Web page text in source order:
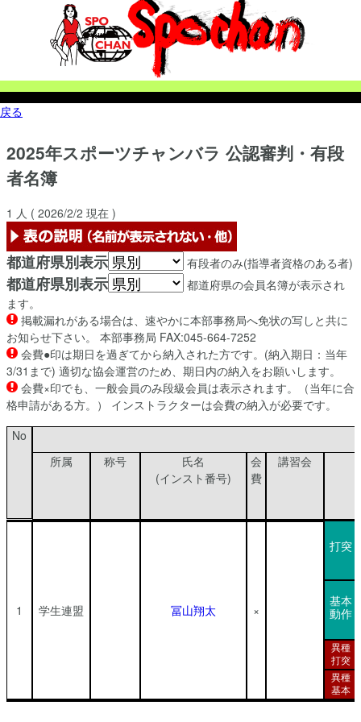
戻る
2025年スポーツチャンバラ 公認審判・有段
者名簿
1 人 ( 2026/2/2 現在 )
都道府県別表示 有段者のみ(指導者資格のある者)
都道府県別表示
都道府県の会員名簿が表示され
ます。
掲載漏れがある場合は、速やかに本部事務局へ免状の写しと共に
お知らせ下さい。 本部事務局 FAX:045-664-7252
会費●印は期日を過ぎてから納入された方です。(納入期日：当年
3/31まで) 適切な協会運営のため、期日内の納入をお願いします。
会費×印でも、一般会員のみ段級会員は表示されます。（当年に合
格申請がある方。） インストラクターは会費の納入が必要です。
No
所属
称号
氏名
(インスト番号)
会
費
講習会
1 学生連盟 冨山翔太 ×
打突
基本
動作
異種
打突
異種
基本